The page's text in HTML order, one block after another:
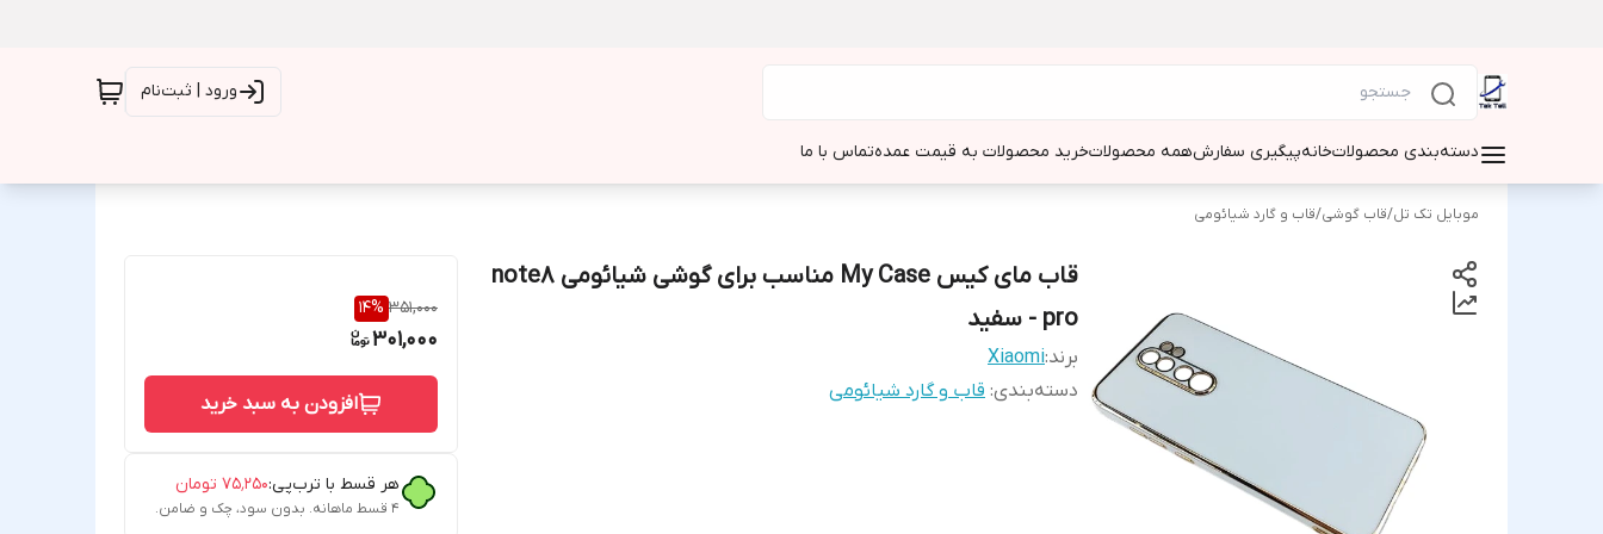
ورود | ثبت‌نام
دسته‌بندی محصولاتخانهپیگیری سفارشهمه محصولاتخرید محصولات به قیمت عمدهتماس با ما
موبایل تک تل/قاب گوشی/قاب و گارد شیائومی
قاب مای کیس My Case مناسب برای گوشی شیائومی note8
pro - سفید
برند:Xiaomi
دسته‌بندی: قاب و گارد شیائومی
351,000
14%
301,000
افزودن به سبد خرید
هر قسط با ترب‌پی:۷۵٬۲۵۰ تومان
۴ قسط ماهانه. بدون سود، چک و ضامن.